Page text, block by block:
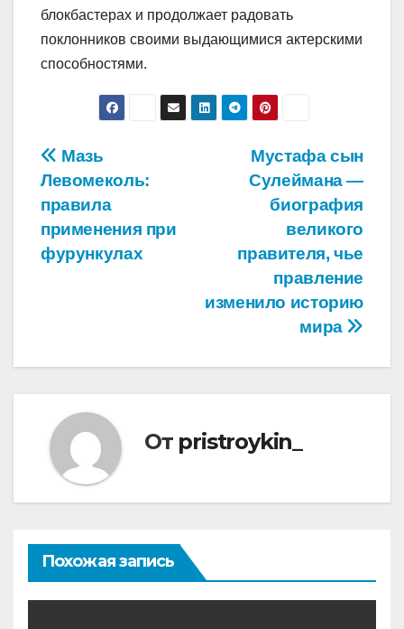
блокбастерах и продолжает радовать
поклонников своими выдающимися актерскими
способностями.
Навигация
по
записям
Мустафа сын
Сулеймана —
биография
великого
правителя, чье
правление
изменило историю
мира
Мазь
Левомеколь:
правила
применения при
фурункулах
От pristroykin_
Похожая запись